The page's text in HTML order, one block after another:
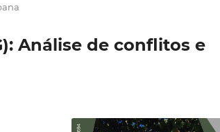
Análise de conflitos e